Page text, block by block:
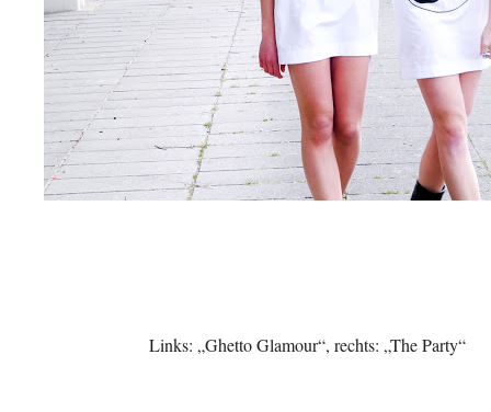
Links: „Ghetto Glamour“, rechts: „The Party“